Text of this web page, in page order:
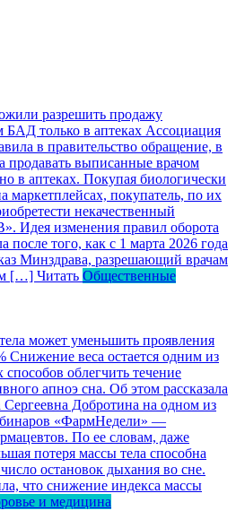
разрешить продажу
БАД только в аптеках Ассоциация
в правительство обращение, в
продавать выписанные врачом
в аптеках. Покупая биологически
маркетплейсах, покупатель, по их
некачественный
Идея изменения правил оборота
после того, как с 1 марта 2026 года
Минздрава, разрешающий врачам
[…] Читать Общественные
может уменьшить проявления
Снижение веса остается одним из
облегчить течение
апноэ сна. Об этом рассказала
Добротина на одном из
«ФармНедели» —
По ее словам, даже
потеря массы тела способна
остановок дыхания во сне.
что снижение индекса массы
и медицина